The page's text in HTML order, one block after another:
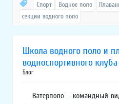
Спорт Водное поло
секции водного поло
Школа водного поло и
водноспортивного
Блог
Ватерполо – командный